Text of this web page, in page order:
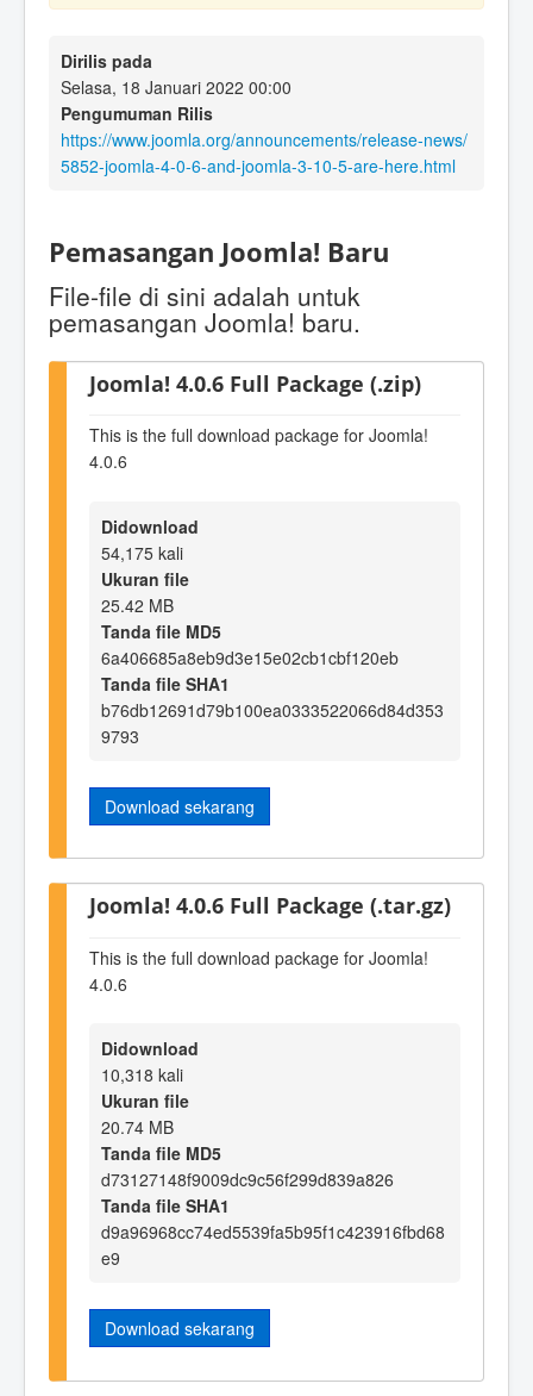
Dirilis pada
Selasa, 18 Januari 2022 00:00
Pengumuman Rilis
https://www.joomla.org/announcements/release-news/
5852-joomla-4-0-6-and-joomla-3-10-5-are-here.html
Pemasangan Joomla! Baru
File-file di sini adalah untuk
pemasangan Joomla! baru.
Joomla! 4.0.6 Full Package (.zip)
This is the full download package for Joomla!
4.0.6
Didownload
54,175 kali
Ukuran file
25.42 MB
Tanda file MD5
6a406685a8eb9d3e15e02cb1cbf120eb
Tanda file SHA1
b76db12691d79b100ea0333522066d84d353
9793
Download sekarang
Joomla! 4.0.6 Full Package (.tar.gz)
This is the full download package for Joomla!
4.0.6
Didownload
10,318 kali
Ukuran file
20.74 MB
Tanda file MD5
d73127148f9009dc9c56f299d839a826
Tanda file SHA1
d9a96968cc74ed5539fa5b95f1c423916fbd68
e9
Download sekarang